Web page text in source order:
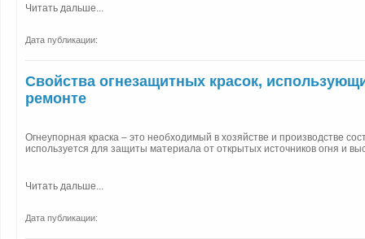
Читать дальше...
Дата публикации:
Свойства огнезащитных красок,
ремонте
Огнеупорная краска – это необходимый в хозяйстве и производстве
используется для защиты материала от открытых источников огня и
Читать дальше...
Дата публикации: